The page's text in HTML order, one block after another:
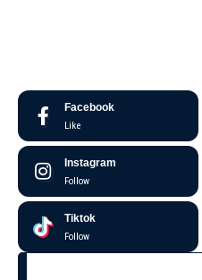
Facebook
Like
Instagram
Follow
Tiktok
Follow